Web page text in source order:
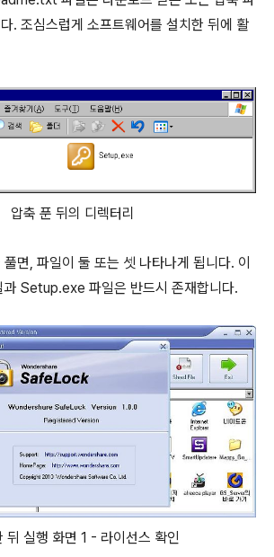
. 조심스럽게 소프트웨어를 설치한 뒤에 활
압축 푼 뒤의 디렉터리
면, 파일이 둘 또는 셋 나타나게 됩니다. 이
Setup.exe 파일은 반드시 존재합니다.
뒤 실행 화면 1 - 라이선스 확인